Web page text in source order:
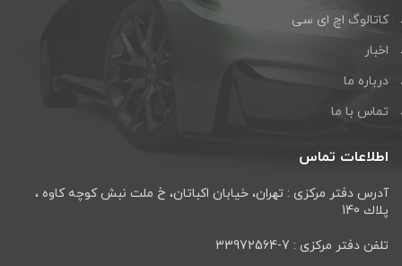
کاتالوگ اچ ای سی
اخبار
درباره ما
تماس با ما
اطلاعات تماس
آدرس دفتر مرکزی : تهران، خيابان اكباتان، خ ملت نبش كوچه كاوه ،
پلاك 140
تلفن دفتر مرکزی : 7-33972564